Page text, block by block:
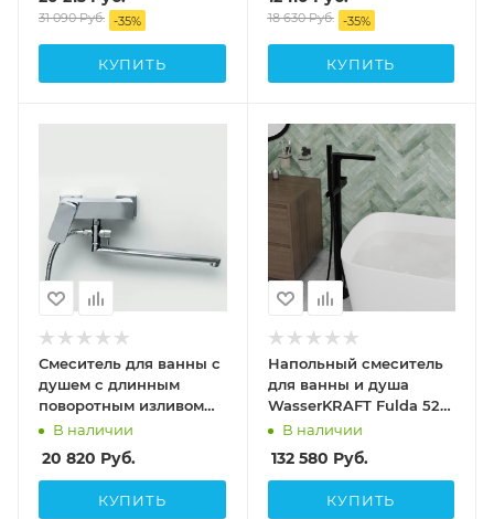
31 090Руб. -35%
КУПИТЬ
18 630Руб. -35%
КУПИТЬ
Смеситель для ванны с
душем с длинным
поворотным изливом
WasserKRAFT Aller
В наличии
20 820 Руб.
КУПИТЬ
Напольный смеситель
для ванны и душа
WasserKRAFT Fulda 5221
черный матовый
В наличии
132 580 Руб.
КУПИТЬ